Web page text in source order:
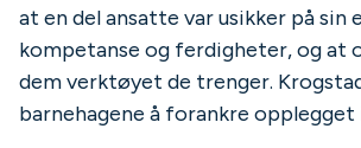
at en del ansatte var usikker på sin
kompetanse og ferdigheter, og at
dem verktøyet de trenger.
barnehagene å forankre opplegget